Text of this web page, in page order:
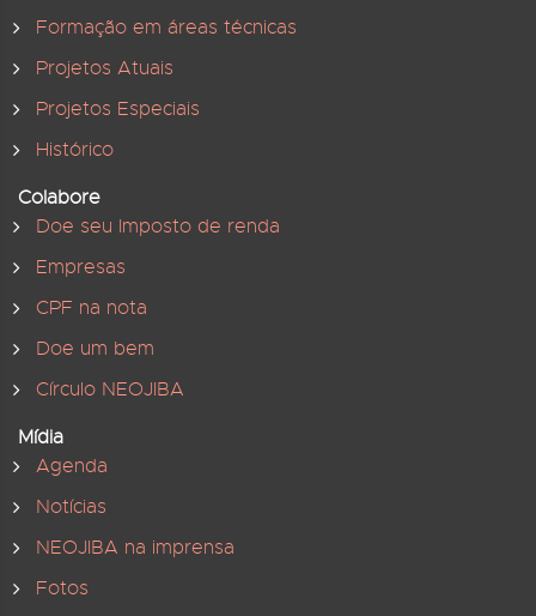
Formação em áreas técnicas
Projetos Atuais
Projetos Especiais
Histórico
Colabore
Doe seu Imposto de renda
Empresas
CPF na nota
Doe um bem
Círculo NEOJIBA
Mídia
Agenda
Notícias
NEOJIBA na imprensa
Fotos